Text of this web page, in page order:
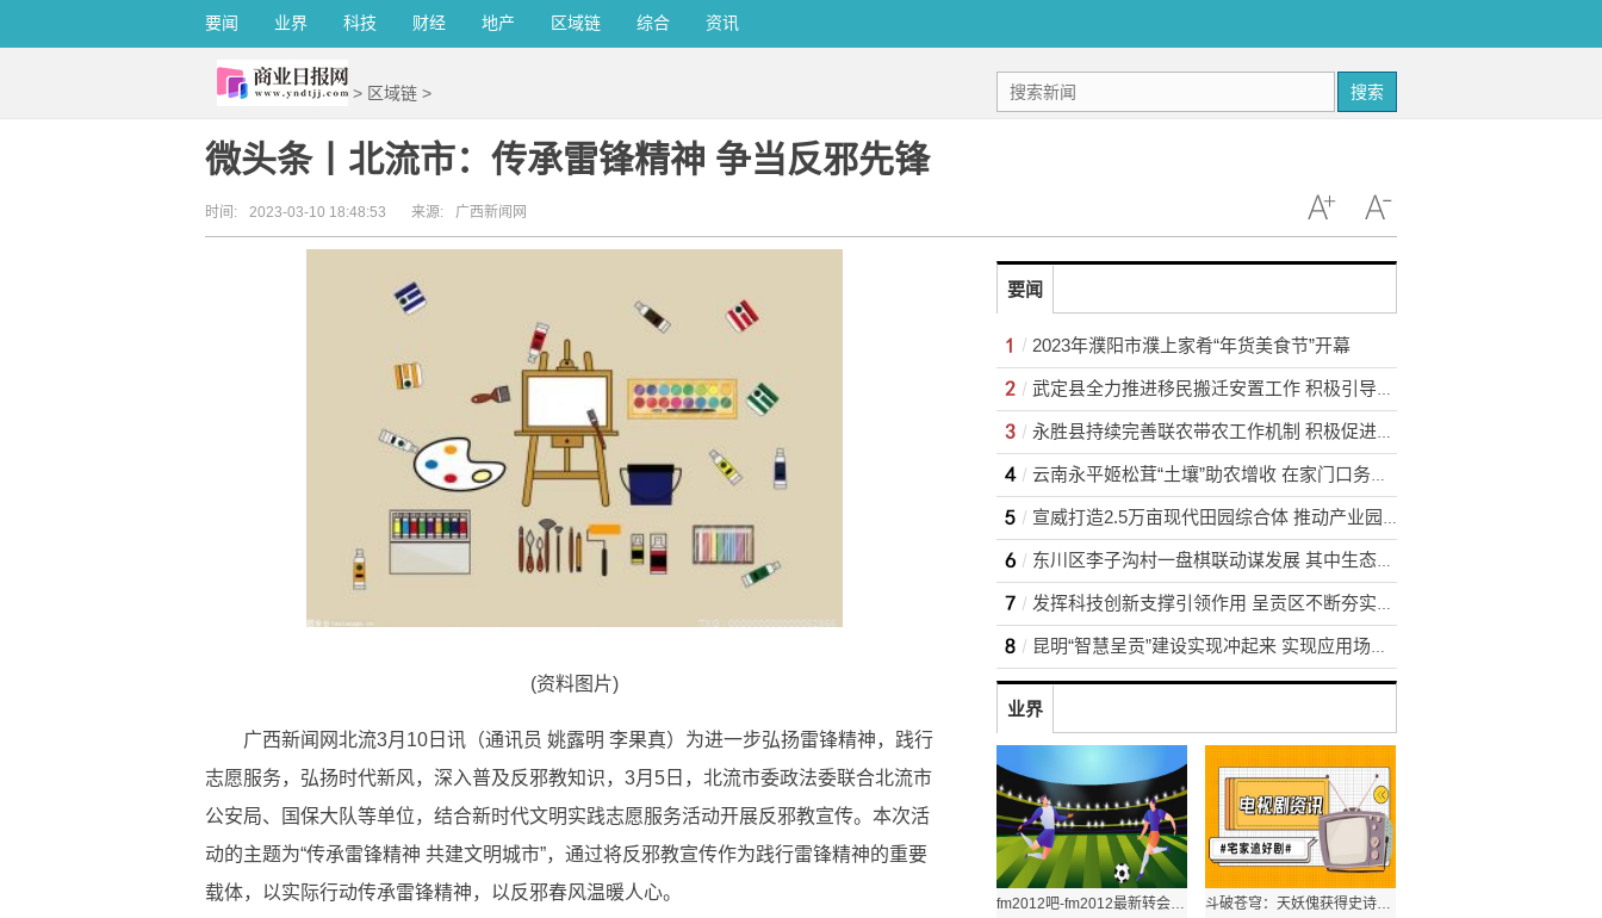
要闻 业界 科技 财经 地产 区域链 综合 资讯
> 区域链 > 搜索
微头条丨北流市：传承雷锋精神 争当反邪先锋
时间: 2023-03-10 18:48:53 来源: 广西新闻网
(资料图片)
广西新闻网北流3月10日讯（通讯员 姚露明 李果真）为进一步弘扬雷锋精神，践行
志愿服务，弘扬时代新风，深入普及反邪教知识，3月5日，北流市委政法委联合北流市
公安局、国保大队等单位，结合新时代文明实践志愿服务活动开展反邪教宣传。本次活
动的主题为“传承雷锋精神 共建文明城市”，通过将反邪教宣传作为践行雷锋精神的重要
载体，以实际行动传承雷锋精神，以反邪春风温暖人心。
要闻
2023年濮阳市濮上家肴“年货美食节”开幕
武定县全力推进移民搬迁安置工作 积极引导移民多渠道就业
永胜县持续完善联农带农工作机制 积极促进农民收入持续增长
云南永平姬松茸“土壤”助农增收 在家门口务工实现稳步增收
宣威打造2.5万亩现代田园综合体 推动产业园区农业转型升级
东川区李子沟村一盘棋联动谋发展 其中生态采摘园获利3.5万元
发挥科技创新支撑引领作用 呈贡区不断夯实区域创新体系建设
昆明“智慧呈贡”建设实现冲起来 实现应用场景1到N的推广
业界
fm2012吧-fm2012最新转会补丁 环球速看料 斗破苍穹：天妖傀获得史诗级提升，慕骨看到满脸冷汗，萧炎太帅了_全球视讯